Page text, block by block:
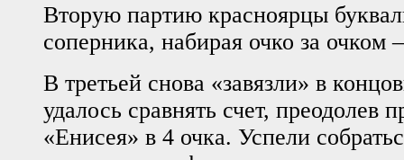
Вторую партию красноярцы
соперника, набирая очко за очком
В третьей снова «завязли» в
удалось сравнять счет, преодолев
«Енисея» в 4 очка. Успели